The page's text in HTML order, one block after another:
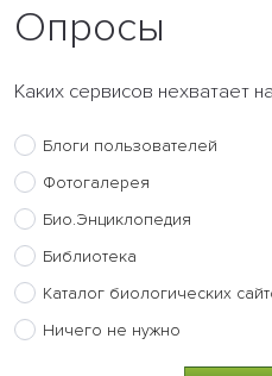
Опросы
Каких сервисов нехватает
Блоги пользователей
Фотогалерея
Био.Энциклопедия
Библиотека
Каталог биологических
Ничего не нужно